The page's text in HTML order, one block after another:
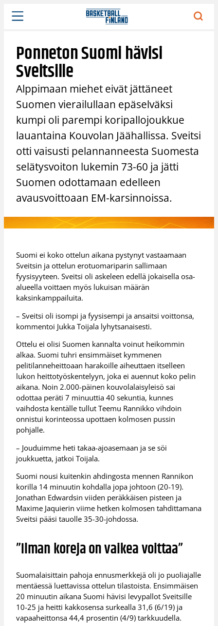
Siirry
sisältöön
Ponneton Suomi hävisi
Sveitsille
Alppimaan miehet eivät jättäneet
Suomen vierailullaan epäselväksi
kumpi oli parempi koripallojoukkue
lauantaina Kouvolan Jäähallissa. Sveitsi
otti vaisusti pelannanneesta Suomesta
selätysvoiton lukemin 73-60 ja jätti
Suomen odottamaan edelleen
avausvoittoaan EM-karsinnoissa.
Suomi ei koko ottelun aikana pystynyt vastaamaan
Sveitsin ja ottelun erotuomariparin sallimaan
fyysisyyteen. Sveitsi oli askeleen edellä jokaisella osa-
alueella voittaen myös lukuisan määrän
kaksinkamppailuita.
– Sveitsi oli isompi ja fyysisempi ja ansaitsi voittonsa,
kommentoi Jukka Toijala lyhytsanaisesti.
Ottelu ei olisi Suomen kannalta voinut heikommin
alkaa. Suomi tuhri ensimmäiset kymmenen
pelitilanneheittoaan harakoille aiheuttaen itselleen
lukon heittotyöskentelyyn, joka ei auennut koko pelin
aikana. Noin 2.000-päinen kouvolalaisyleisö sai
odottaa peräti 7 minuuttia 40 sekuntia, kunnes
vaihdosta kentälle tullut Teemu Rannikko vihdoin
onnistui korinteossa upottaen kolmosen pussin
pohjalle.
– Jouduimme heti takaa-ajoasemaan ja se söi
joukkuetta, jatkoi Toijala.
Suomi nousi kuitenkin ahdingosta mennen Rannikon
korilla 14 minuutin kohdalla jopa johtoon (20-19).
Jonathan Edwardsin viiden peräkkäisen pisteen ja
Maxime Jaquierin viime hetken kolmosen tahdittamana
Sveitsi pääsi tauolle 35-30-johdossa.
”Ilman koreja on vaikea voittaa”
Suomalaisittain pahoja ennusmerkkejä oli jo puoliajalle
mentäessä luettavissa ottelun tilastoista. Ensimmäisen
20 minuutin aikana Suomi hävisi levypallot Sveitsille
10-25 ja heitti kakkosensa surkealla 31,6 (6/19) ja
vapaaheittonsa 44,4 prosentin (4/9) tarkkuudella.